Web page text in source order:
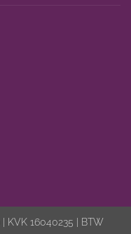
| KVK 16040235 | BTW